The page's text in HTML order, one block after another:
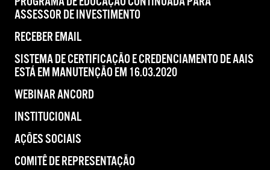
ASSESSOR DE INVESTIMENTO
RECEBER EMAIL
SISTEMA DE CERTIFICAÇÃO E CREDENCIAMENTO DE AAIS
ESTÁ EM MANUTENÇÃO EM 16.03.2020
WEBINAR ANCORD
INSTITUCIONAL
AÇÕES SOCIAIS
COMITÊ DE REPRESENTAÇÃO